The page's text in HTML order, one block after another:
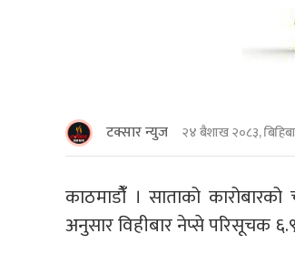
टक्सार न्युज २४ बैशाख २०८३,
काठमाडौंँ । साताको
अनुसार विहीबार नेप्से परिसूचक